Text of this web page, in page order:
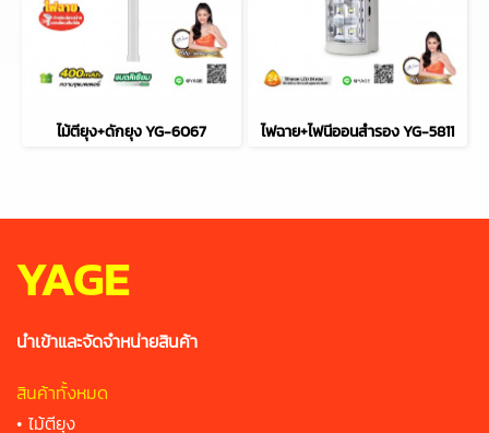
ไม้ตียุง+ดักยุง YG-6067 ไฟฉาย+ไฟนีออนสำรอง YG-5811
YAGE
นำเข้าและจัดจำหน่ายสินค้า
สินค้าทั้งหมด
• ไม้ตียุง